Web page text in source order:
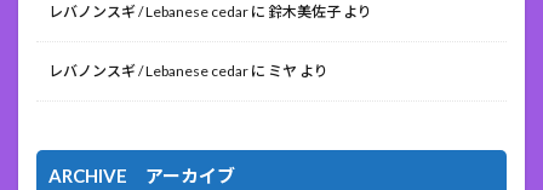
レバノンスギ / Lebanese cedar に 鈴木美佐子 より
レバノンスギ / Lebanese cedar に ミヤ より
ARCHIVE アーカイブ